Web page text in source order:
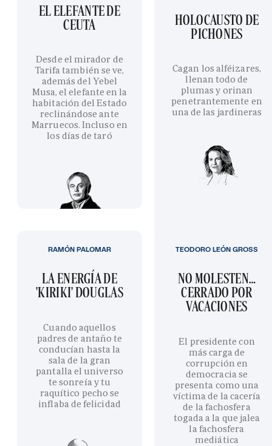
EL ELEFANTE DE
CEUTA
Desde el mirador de
Tarifa también se ve,
además del Yebel
Musa, el elefante en la
habitación del Estado
reclinándose ante
Marruecos. Incluso en
los días de taró
HOLOCAUSTO DE
PICHONES
Cagan los alféizares,
llenan todo de
plumas y orinan
penetrantemente en
una de las jardineras
LA ENERGÍA DE
'KIRIKI' DOUGLAS
Cuando aquellos
padres de antaño te
conducían hasta la
sala de la gran
pantalla el universo
te sonreía y tu
raquítico pecho se
inflaba de felicidad
RAMÓN PALOMAR
NO MOLESTEN…
CERRADO POR
VACACIONES
El presidente con
más carga de
corrupción en
democracia se
presenta como una
víctima de la cacería
de la fachosfera
togada a la que jalea
la fachosfera
mediática
TEODORO LEÓN GROSS